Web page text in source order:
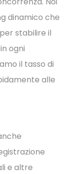
dinamico che
stabilire il
ogni
il tasso di
alle
e altre